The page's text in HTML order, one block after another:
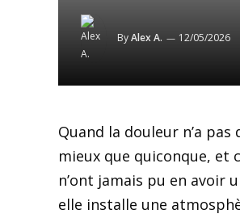
ByAlex A. 12/05/2026
Quand la douleur n’a
mieux que quiconque, et
n’ont jamais pu en avoir
elle installe une